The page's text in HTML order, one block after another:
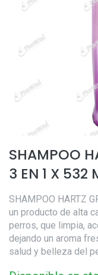
SHAMPOO
3 EN 1 X 532
SHAMPOO HARTZ
un producto de alta
perros, que limpia,
dejando un aroma
salud y belleza del